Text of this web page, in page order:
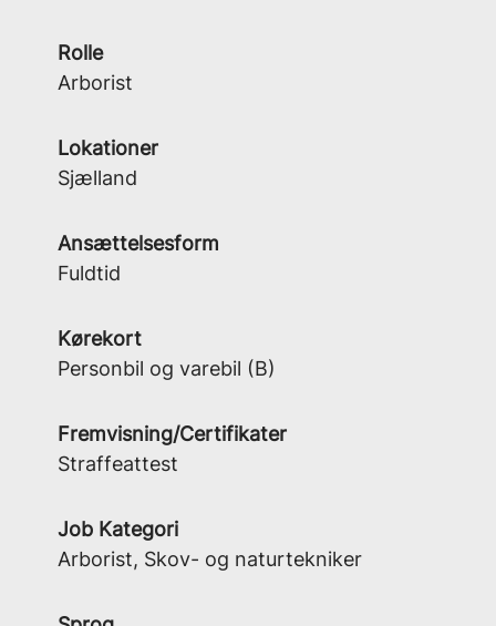
Rolle
Arborist
Lokationer
Sjælland
Ansættelsesform
Fuldtid
Kørekort
Personbil og varebil (B)
Fremvisning/Certifikater
Straffeattest
Job Kategori
Arborist, Skov- og naturtekniker